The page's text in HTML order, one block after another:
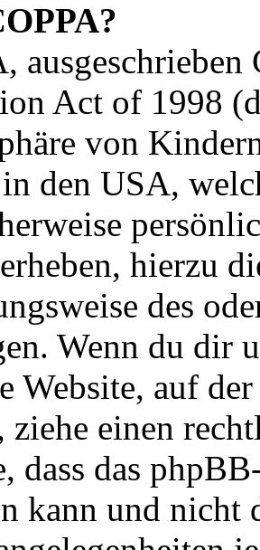
Act of 1998
von
den USA,
hierzu
des
Wenn du dir
Website, auf
einen
dass das
kann und nicht